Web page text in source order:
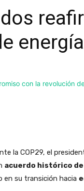
la COP29, el
acuerdo histórico
en su transición hacia